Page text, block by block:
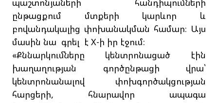
պաշտոնյաների հանդիպումների
ընթացքում մտքերի կարևոր և
բովանդակալից փոխանակման համար։ Այս
մասին նա գրել է X-ի իր էջում։
«Քննարկումները կենտրոնացած էին
խաղաղության գործընթացի վրա՝
կենտրոնանալով փոխգործակցության
հարցերի, հնարավոր ապագա